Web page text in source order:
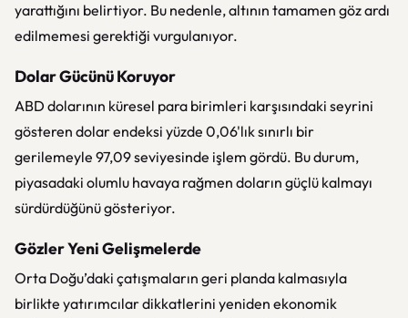
yarattığını belirtiyor. Bu nedenle, altının tamamen göz ardı
edilmemesi gerektiği vurgulanıyor.
Dolar Gücünü Koruyor
ABD dolarının küresel para birimleri karşısındaki seyrini
gösteren dolar endeksi yüzde 0,06'lık sınırlı bir
gerilemeyle 97,09 seviyesinde işlem gördü. Bu durum,
piyasadaki olumlu havaya rağmen doların güçlü kalmayı
sürdürdüğünü gösteriyor.
Gözler Yeni Gelişmelerde
Orta Doğu’daki çatışmaların geri planda kalmasıyla
birlikte yatırımcılar dikkatlerini yeniden ekonomik